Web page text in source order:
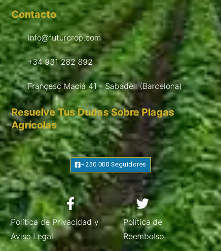
Contacto
info@futurcrop.com
+34 931 282 892
Françesc Maciá 41 - Sabadell (Barcelona)
Resuelve Tus Dudas Sobre Plagas
Agrícolas
+250.000 Seguidores
Política de Privacidad y
Aviso Legal
Política de
Reembolso